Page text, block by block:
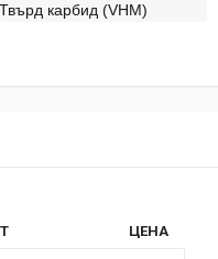
Твърд карбид (VHM)
Vivamus commodo
ЦЕНА